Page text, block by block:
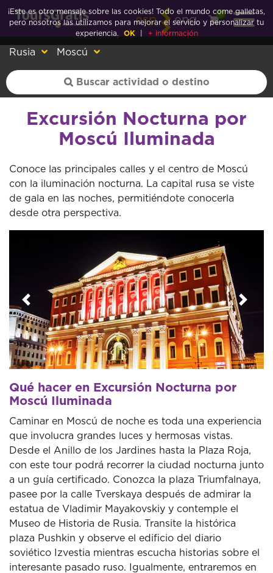
esp eng
0
Rusia Moscú
Excursión Nocturna por
Moscú Iluminada
Conoce las principales calles y el centro de Moscú
con la iluminación nocturna. La capital rusa se viste
de gala en las noches, permitiéndote conocerla
desde otra perspectiva.
Anterior
Qué hacer en Excursión Nocturna por
Moscú Iluminada
Caminar en Moscú de noche es toda una experiencia
que involucra grandes luces y hermosas vistas.
Desde el Anillo de los Jardines hasta la Plaza Roja,
con este tour podrá recorrer la ciudad nocturna junto
a un guía certificado. Conozca la plaza Triumfalnaya,
pasee por la calle Tverskaya después de admirar la
estatua de Vladimir Mayakovskiy y contemple el
Museo de Historia de Rusia. Transite la histórica
plaza Pushkin y observe el edificio del diario
soviético Izvestia mientras escucha historias sobre el
interesante pasado ruso. Igualmente, entraremos en
¡Este es otro mensaje sobre las cookies! Todo el mundo come galletas,
pero nosotros las utilizamos para mejorar el servicio y personalizar tu
experiencia.
OK + información